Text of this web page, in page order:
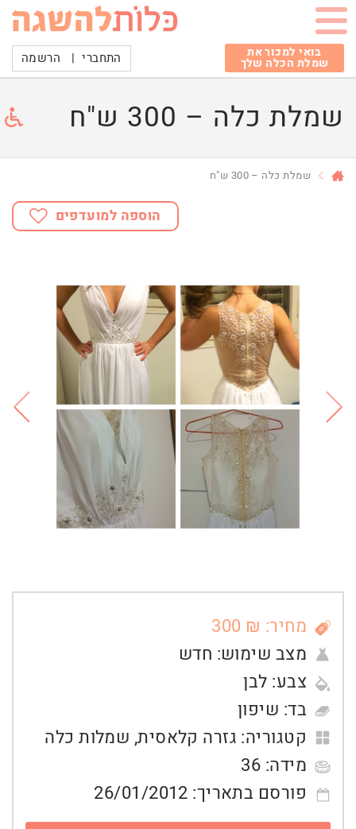
בואי למכור את
שמלת הכלה שלך התחברי | הרשמה
שמלת כלה – 300 ש"ח
שמלת כלה – 300 ש"ח
הוספה למועדפים
מחיר: ₪ 300
מצב שימוש: חדש
צבע: לבן
בד: שיפון
קטגוריה: גזרה קלאסית, שמלות כלה
מידה: 36
פורסם בתאריך: 26/01/2012